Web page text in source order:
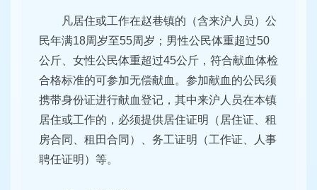
凡居住或工作在赵巷镇的（含来沪人员）公
民年满18周岁至55周岁；男性公民体重超过50
公斤、女性公民体重超过45公斤，符合献血体检
合格标准的可参加无偿献血。参加献血的公民须
携带身份证进行献血登记，其中来沪人员在本镇
居住或工作的，必须提供居住证明（居住证、租
房合同、租田合同）、务工证明（工作证、人事
聘任证明）等。